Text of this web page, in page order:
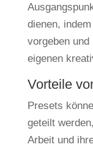
dienen,
vorgeben
eigenen
Vorteile
Presets
geteilt
Arbeit und